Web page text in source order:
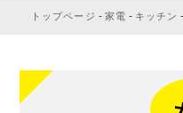
トップページ 家電 キッチン